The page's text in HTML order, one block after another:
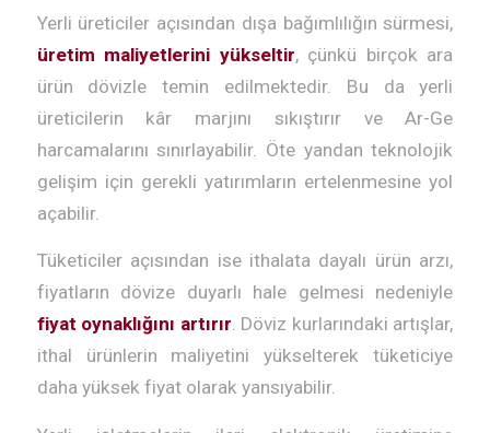
Yerli üreticiler açısından dışa bağımlılığın sürmesi,
üretim maliyetlerini yükseltir, çünkü birçok ara
ürün dövizle temin edilmektedir. Bu da yerli
üreticilerin kâr marjını sıkıştırır ve Ar-Ge
harcamalarını sınırlayabilir. Öte yandan teknolojik
gelişim için gerekli yatırımların ertelenmesine yol
açabilir.
Tüketiciler açısından ise ithalata dayalı ürün arzı,
fiyatların dövize duyarlı hale gelmesi nedeniyle
fiyat oynaklığını artırır. Döviz kurlarındaki artışlar,
ithal ürünlerin maliyetini yükselterek tüketiciye
daha yüksek fiyat olarak yansıyabilir.